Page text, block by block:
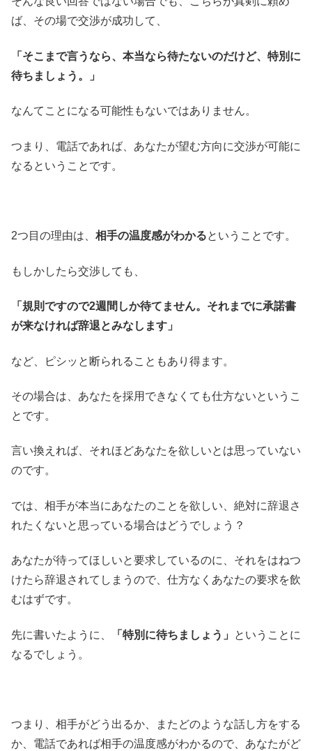
ば、その場で交渉が成功して、
「そこまで言うなら、本当なら待たないのだけど、特別に
待ちましょう。」
なんてことになる可能性もないではありません。
つまり、電話であれば、あなたが望む方向に交渉が可能に
なるということです。
2つ目の理由は、 相手の温度感がわかるということです。
もしかしたら交渉しても、
「規則ですので2週間しか待てません。それまでに承諾書
が来なければ辞退とみなします」
など、ピシッと断られることもあり得ます。
その場合は、あなたを採用できなくても仕方ないというこ
とです。
言い換えれば、それほどあなたを欲しいとは思っていない
のです。
では、相手が本当にあなたのことを欲しい、絶対に辞退さ
れたくないと思っている場合はどうでしょう？
あなたが待ってほしいと要求しているのに、それをはねつ
けたら辞退されてしまうので、仕方なくあなたの要求を飲
むはずです。
先に書いたように、 「特別に待ちましょう」
ということに
なるでしょう。
つまり、相手がどう出るか、またどのような話し方をする
か、電話であれば相手の温度感がわかるので、あなたがど